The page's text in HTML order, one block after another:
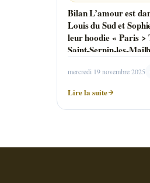
Bilan L’amour est
Louis du Sud et
leur hoodie « Paris >
Saint-Sernin-les-
mercredi 19 novembre 2025
Lire la suite